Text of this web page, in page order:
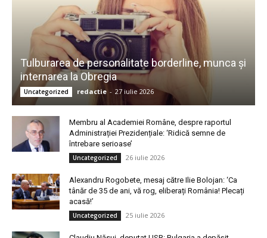
Tulburarea de personalitate borderline, munca și
internarea la Obregia
Uncategorized redactie - 27 iulie 2026
Membru al Academiei Române, despre raportul
Administrației Prezidențiale: ‘Ridică semne de
întrebare serioase’
Uncategorized 26 iulie 2026
Alexandru Rogobete, mesaj către Ilie Bolojan: ‘Ca
tânăr de 35 de ani, vă rog, eliberați România! Plecați
acasă!’
Uncategorized 25 iulie 2026